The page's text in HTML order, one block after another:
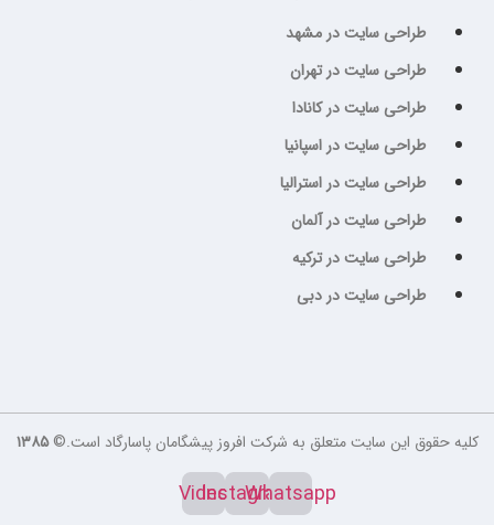
طراحی سایت در مشهد
طراحی سایت در تهران
طراحی سایت در کانادا
طراحی سایت در اسپانیا
طراحی سایت در استرالیا
طراحی سایت در آلمان
طراحی سایت در ترکیه
طراحی سایت در دبی
کلیه حقوق این سایت متعلق به شرکت افروز پیشگامان پاسارگاد است.©۱۳۸۵
Whatsapp
Instagram
Video